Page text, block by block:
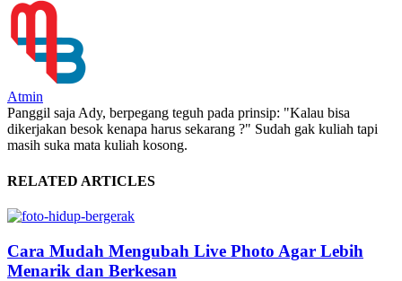
Atmin
Panggil saja Ady, berpegang teguh pada prinsip: "Kalau bisa
dikerjakan besok kenapa harus sekarang ?" Sudah gak kuliah tapi
masih suka mata kuliah kosong.
RELATED ARTICLES
Cara Mudah Mengubah Live Photo Agar Lebih
Menarik dan Berkesan